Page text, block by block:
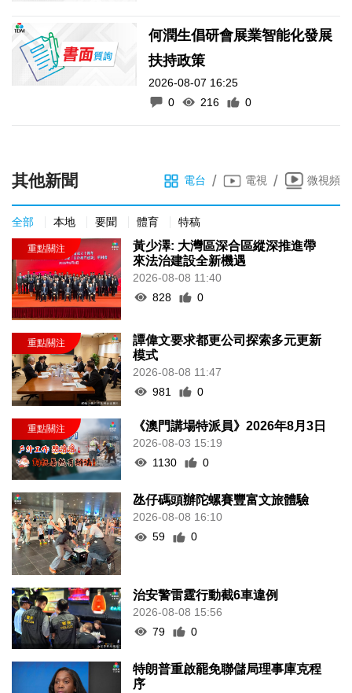
何潤生倡研會展業智能化發展
扶持政策
2026-08-07 16:25
0
216 0
其他新聞 電台 / 電視 / 微視頻
全部 本地 要聞 體育 特稿
黃少澤: 大灣區深合區縱深推進帶
來法治建設全新機遇
2026-08-08 11:40
828
0
譚偉文要求都更公司探索多元更新
模式
2026-08-08 11:47
981
0
《澳門講場特派員》2026年8月3日
2026-08-03 15:19
1130
0
氹仔碼頭辦陀螺賽豐富文旅體驗
2026-08-08 16:10
59
0
治安警雷霆行動截6車違例
2026-08-08 15:56
79
0
特朗普重啟罷免聯儲局理事庫克程
序